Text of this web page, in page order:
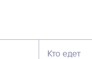
Кто едет